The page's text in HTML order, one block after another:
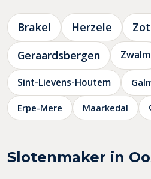
Brakel Herzele
Geraardsbergen
Zwalm
Sint-Lievens-Houtem
Erpe-Mere Maarkedal
Slotenmaker in